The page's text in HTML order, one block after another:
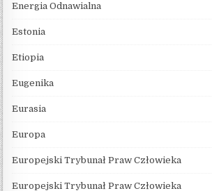
Energia Odnawialna
Estonia
Etiopia
Eugenika
Eurasia
Europa
Europejski Trybunał Praw Człowieka
Europejski Trybunał Praw Człowieka